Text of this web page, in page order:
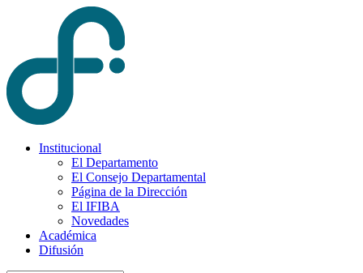
Institucional
El Departamento
El Consejo Departamental
Página de la Dirección
El IFIBA
Novedades
Académica
Difusión